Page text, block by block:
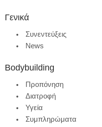
Γενικά
Συνεντεύξεις
News
Bodybuilding
Προπόνηση
Διατροφή
Υγεία
Συμπληρώματα